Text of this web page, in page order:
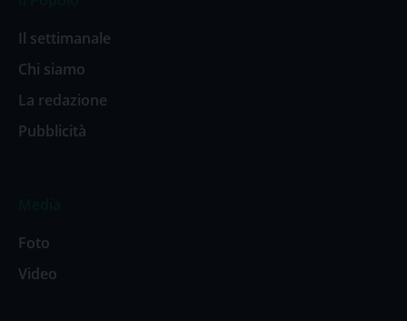
Il settimanale
Chi siamo
La redazione
Pubblicità
Foto
Video